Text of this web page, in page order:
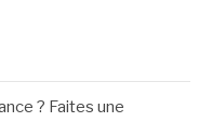
? Faites une